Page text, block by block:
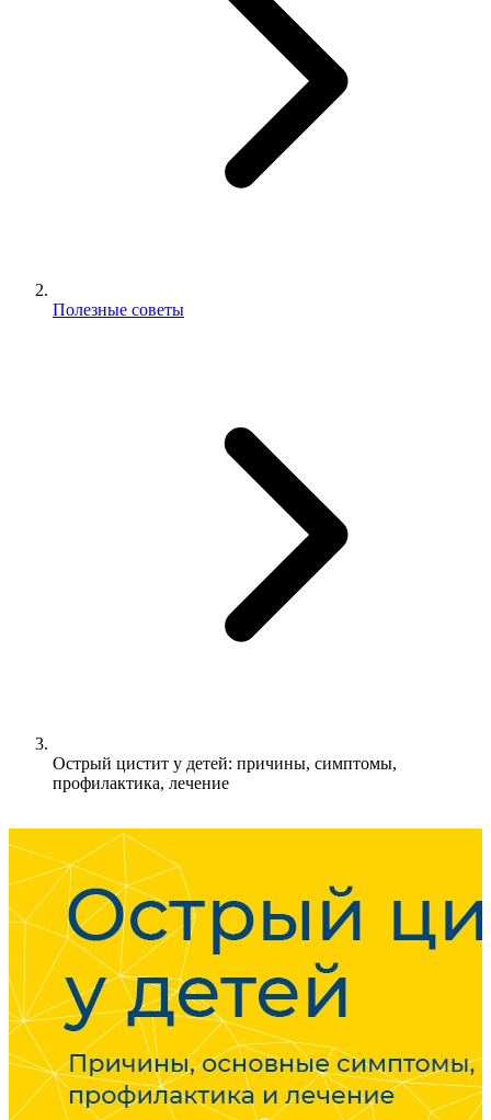
Полезные советы
Острый цистит у детей: причины, симптомы,
профилактика, лечение